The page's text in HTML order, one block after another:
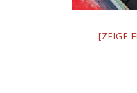
[ZEIGE